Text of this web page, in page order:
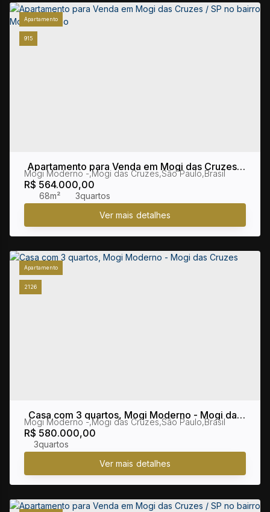
915
Apartamento
Apartamento para Venda em Mogi das Cruzes /
SP no bairro Mogi Moderno
R$ 564.000,00
Mogi Moderno ,Mogi das Cruzes,São Paulo,Brasil
3
68m²
2126
Apartamento
Casa com 3 quartos, Mogi Moderno - Mogi das
Cruzes
R$ 580.000,00
Mogi Moderno ,Mogi das Cruzes,São Paulo,Brasil
3